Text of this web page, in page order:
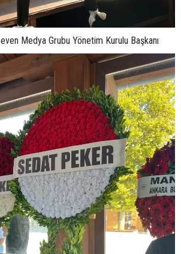
Medya Grubu Yönetim Kurulu Başkanı